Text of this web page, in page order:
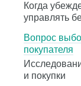
Когда
управлять
Вопрос
покупателя
и покупки